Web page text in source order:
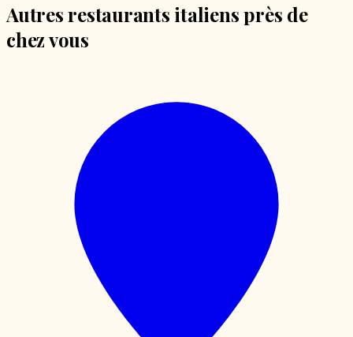
Autres restaurants italiens près de
chez vous